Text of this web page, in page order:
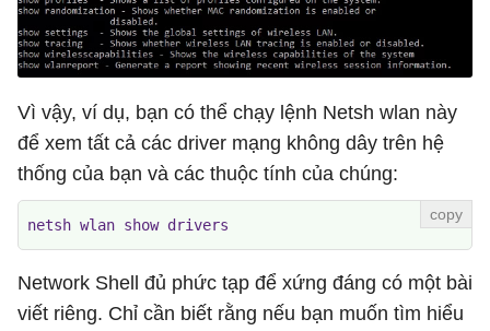
Vì vậy, ví dụ, bạn có thể chạy lệnh Netsh wlan này
để xem tất cả các driver mạng không dây trên hệ
thống của bạn và các thuộc tính của chúng:
netsh wlan show drivers
Network Shell đủ phức tạp để xứng đáng có một bài
viết riêng. Chỉ cần biết rằng nếu bạn muốn tìm hiểu